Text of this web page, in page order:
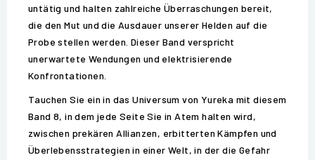
untätig und halten zahlreiche Überraschungen bereit,
die den Mut und die Ausdauer unserer Helden auf die
Probe stellen werden. Dieser Band verspricht
unerwartete Wendungen und elektrisierende
Konfrontationen.
Tauchen Sie ein in das Universum von Yureka mit diesem
Band 8, in dem jede Seite Sie in Atem halten wird,
zwischen prekären Allianzen, erbitterten Kämpfen und
Überlebensstrategien in einer Welt, in der die Gefahr